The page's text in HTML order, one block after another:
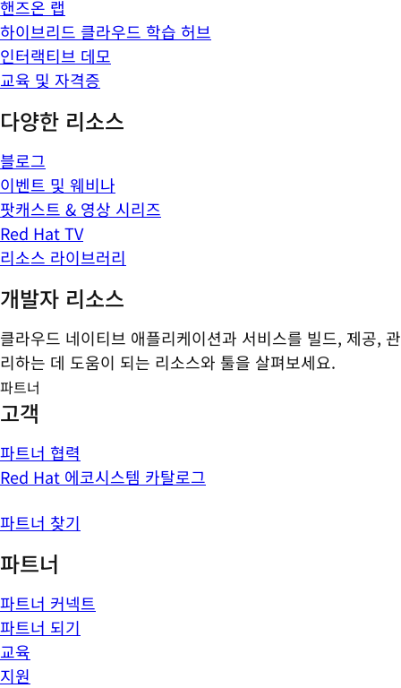
핸즈온 랩
하이브리드 클라우드 학습 허브
인터랙티브 데모
교육 및 자격증
다양한 리소스
블로그
이벤트 및 웨비나
팟캐스트 & 영상 시리즈
Red Hat TV
리소스 라이브러리
개발자 리소스
클라우드 네이티브 애플리케이션과 서비스를 빌드, 제공, 관
리하는 데 도움이 되는 리소스와 툴을 살펴보세요.
파트너
고객
파트너 협력
Red Hat 에코시스템 카탈로그
파트너 찾기
파트너
파트너 커넥트
파트너 되기
교육
지원